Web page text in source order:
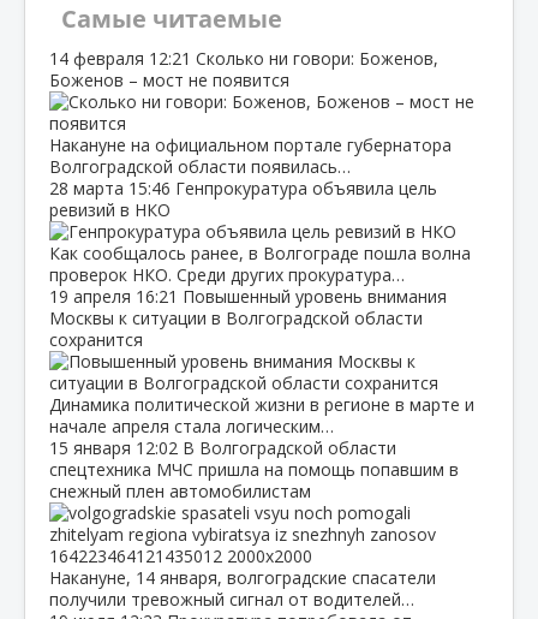
Самые читаемые
14 февраля 12:21 Сколько ни говори: Боженов,
Боженов – мост не появится
Накануне на официальном портале губернатора
Волгоградской области появилась…
28 марта 15:46 Генпрокуратура объявила цель
ревизий в НКО
Как сообщалось ранее, в Волгограде пошла волна
проверок НКО. Среди других прокуратура…
19 апреля 16:21 Повышенный уровень внимания
Москвы к ситуации в Волгоградской области
сохранится
Динамика политической жизни в регионе в марте и
начале апреля стала логическим…
15 января 12:02 В Волгоградской области
спецтехника МЧС пришла на помощь попавшим в
снежный плен автомобилистам
Накануне, 14 января, волгоградские спасатели
получили тревожный сигнал от водителей…